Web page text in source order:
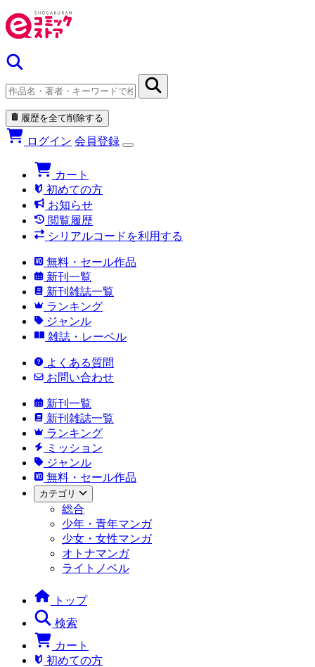
履歴を全て削除する
ログイン 会員登録
カート
初めての方
お知らせ
閲覧履歴
シリアルコードを利用する
無料・セール作品
新刊一覧
新刊雑誌一覧
ランキング
ジャンル
雑誌・レーベル
よくある質問
お問い合わせ
新刊一覧
新刊雑誌一覧
ランキング
ミッション
ジャンル
無料・セール作品
カテゴリ
総合
少年・青年マンガ
少女・女性マンガ
オトナマンガ
ライトノベル
トップ
検索
カート
初めての方